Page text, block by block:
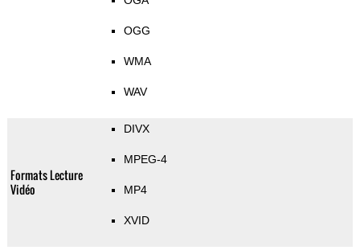
OGG
WMA
WAV
Formats Lecture
Vidéo
DIVX
MPEG-4
MP4
XVID